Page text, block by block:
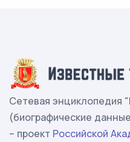
Сетевая энциклопедия
(биографические
– проект Российской